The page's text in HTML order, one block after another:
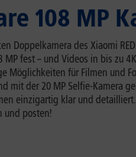
108 MP
Doppelkamera des Xiaomi
MP fest – und Videos in bis zu
Möglichkeiten für Filmen und
mit der 20 MP Selfie-Kamera
einzigartig klar und
und posten!